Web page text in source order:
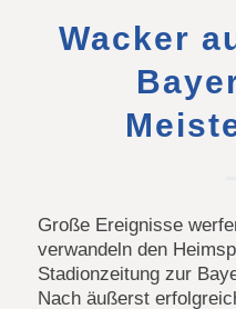
Wacker
Große Ereignisse
verwandeln den
Stadionzeitung zur
Nach äußerst